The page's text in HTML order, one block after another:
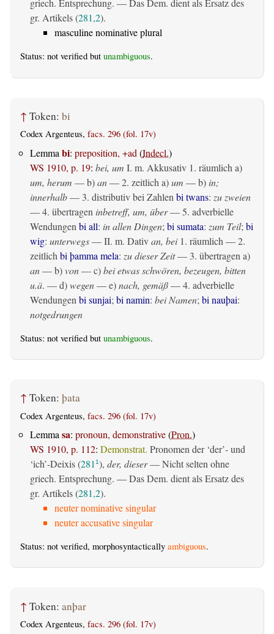
griech. Entsprechung. — Das Dem. dient als Ersatz des
gr. Artikels (281,2).
masculine nominative plural
Status: not verified but unambiguous.
↑ Token: bi
Codex Argenteus, facs. 296 (fol. 17v)
Lemma bi: preposition, +ad (Indecl.)
WS 1910, p. 19: bei, um I. m. Akkusativ 1. räumlich a)
um, herum — b)an— 2. zeitlich a)um — b) in;
innerhalb— 3. distributiv bei Zahlen bi twans: zu zweien
— 4. übertragen inbetreff, um, über— 5. adverbielle
Wendungen bi all: in allen Dingen; bi sumata: zum Teil; bi
wig: unterwegs— II. m. Dativan, bei1. räumlich — 2.
zeitlich bi þamma mela: zu dieser Zeit— 3. übertragen a)
an— b)von— c)bei etwas schwören, bezeugen, bitten
u.ä. — d)wegen— e)nach, gemäß— 4. adverbielle
Wendungen bi sunjai; bi namin: bei Namen; bi nauþai:
notgedrungen
Status: not verified but unambiguous.
↑ Token: þata
Codex Argenteus, facs. 296 (fol. 17v)
Lemma sa: pronoun, demonstrative(Pron.)
WS 1910, p. 112: Demonstrat. Pronomen der ‘der’- und
‘ich’-Deixis (281 1), der, dieser— Nicht selten ohne
griech. Entsprechung. — Das Dem. dient als Ersatz des
gr. Artikels (281,2).
neuter nominative singular
neuter accusative singular
Status: not verified, morphosyntactically ambiguous.
↑ Token: anþar
Codex Argenteus, facs. 296 (fol. 17v)